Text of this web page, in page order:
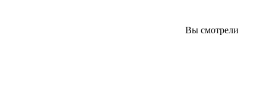
Вы смотрели